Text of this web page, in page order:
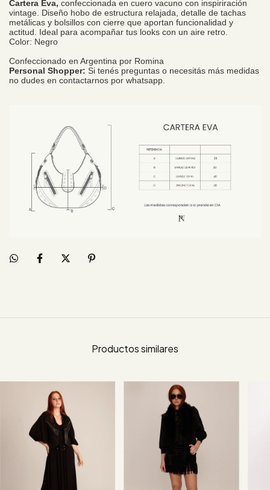
Cartera Eva, confeccionada en cuero vacuno con inspiriración
vintage. Diseño hobo de estructura relajada, detalle de tachas
metálicas y bolsillos con cierre que aportan funcionalidad y
actitud. Ideal para acompañar tus looks con un aire retro.
Color: Negro
Confeccionado en Argentina por Romina
Personal Shopper: Si tenés preguntas o necesitás más medidas
no dudes en contactarnos por whatsapp.
Productos similares